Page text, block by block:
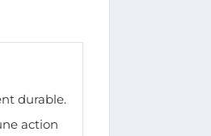
durable.
action